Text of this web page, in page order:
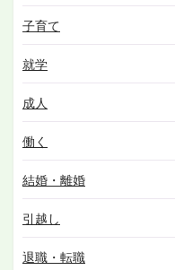
子育て
就学
成人
働く
結婚・離婚
引越し
退職・転職